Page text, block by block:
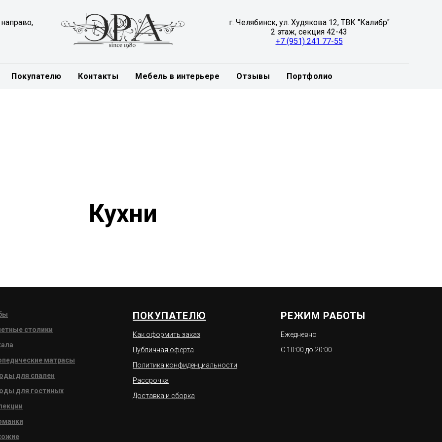
г. Челябинск, ул. Худякова 12, ТВК "Калибр"
2 этаж, секция 42-43
+7 (951) 241 77-55
Покупателю Контакты Мебель в интерьере Отзывы Портфолио
Кухни
столики
матрасы
для спален
для гостиных
ПОКУПАТЕЛЮ
Как оформить заказ
Публичная оферта
Политика конфиденциальности
Рассрочка
Доставка и сборка
РЕЖИМ РАБОТЫ
Ежедневно
С 10:00 до 20:00